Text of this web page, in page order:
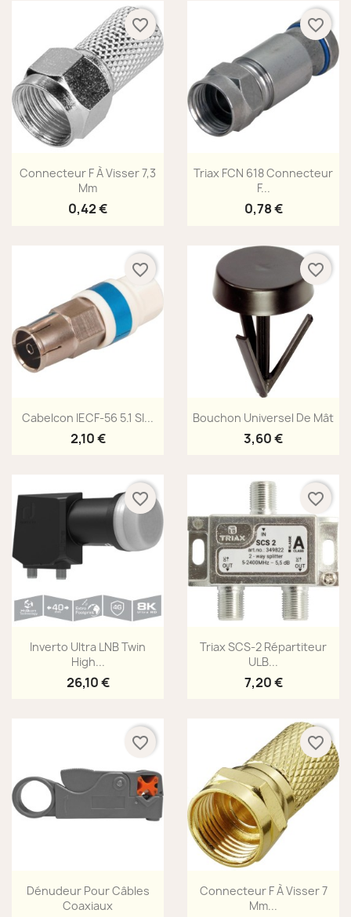
Aperçu rapide
Connecteur F À Visser 7,3
Mm
0,42 €
favorite_border
Aperçu rapide
Triax FCN 618 Connecteur
F...
0,78 €
favorite_border
Aperçu rapide
Cabelcon IECF-56 5.1 SI...
2,10 €
favorite_border
Aperçu rapide
Bouchon Universel De Mât
3,60 €
favorite_border
Aperçu rapide
Inverto Ultra LNB Twin
High...
26,10 €
favorite_border
Aperçu rapide
Triax SCS-2 Répartiteur
ULB...
7,20 €
favorite_border
Aperçu rapide
Dénudeur Pour Câbles
Coaxiaux
favorite_border
Aperçu rapide
Connecteur F À Visser 7
Mm...
favorite_border